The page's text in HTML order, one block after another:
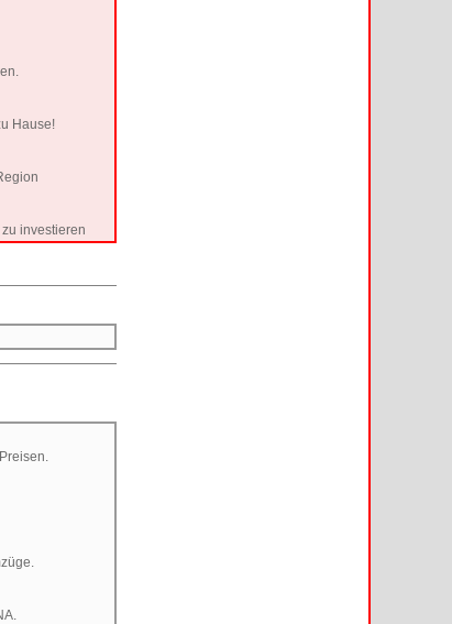
Hause!
investieren